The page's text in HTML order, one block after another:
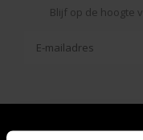
Blijf op de hoogte